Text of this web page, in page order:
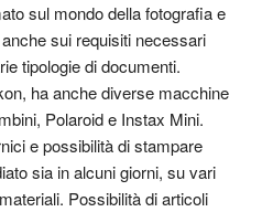
sul mondo della fotografia e
sui requisiti necessari
tipologie di documenti.
ha anche diverse macchine
Polaroid e Instax Mini.
e possibilità di stampare
sia in alcuni giorni, su vari
Possibilità di articoli